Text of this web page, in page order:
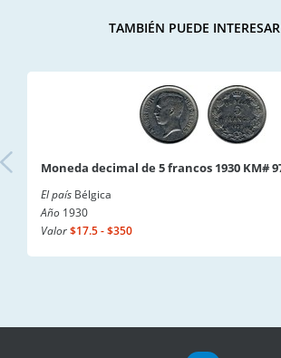
TAMBIÉN PUEDE
Moneda decimal de 5 francos 1930 KM#
El país Bélgica
Año 1930
Valor$17.5 - $350